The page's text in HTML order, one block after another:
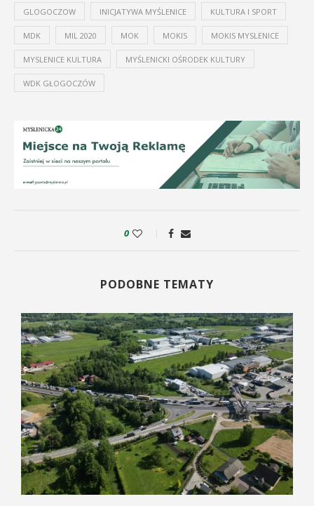
GLOGOCZOW INICJATYWA MYŚLENICE KULTURA I SPORT
MDK MIL 2020 MOK MOKIS MOKIS MYSLENICE
MYSLENICE KULTURA MYŚLENICKI OŚRODEK KULTURY
WDK GŁOGOCZÓW
0
PODOBNE TEMATY